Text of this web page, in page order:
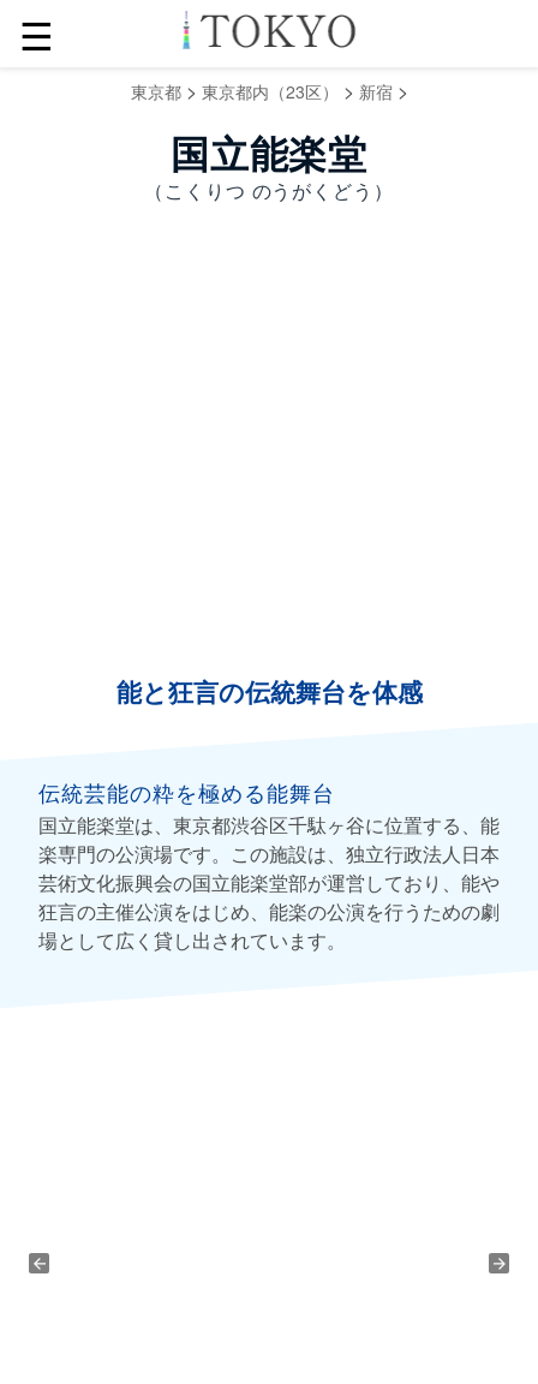
☰
東京都> 東京都内（23区） > 新宿>
国立能楽堂
（こくりつ のうがくどう）
能と狂言の伝統舞台を体感
伝統芸能の粋を極める能舞台
国立能楽堂は、東京都渋谷区千駄ヶ谷に位置する、能
楽専門の公演場です。この施設は、独立行政法人日本
芸術文化振興会の国立能楽堂部が運営しており、能や
狂言の主催公演をはじめ、能楽の公演を行うための劇
場として広く貸し出されています。